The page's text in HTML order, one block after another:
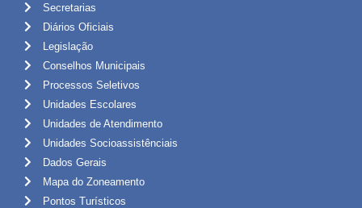
Secretarias
Diários Oficiais
Legislação
Conselhos Municipais
Processos Seletivos
Unidades Escolares
Unidades de Atendimento
Unidades Socioassistênciais
Dados Gerais
Mapa do Zoneamento
Pontos Turísticos